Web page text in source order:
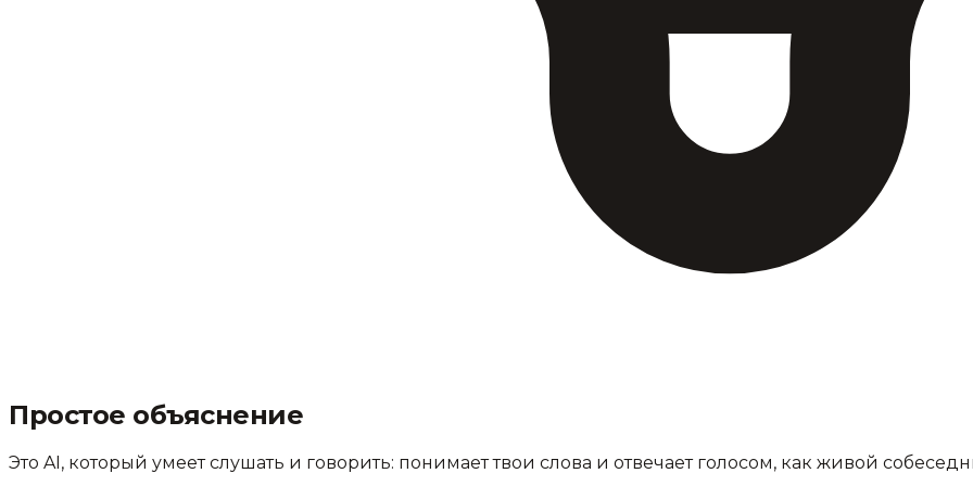
Простое объяснение
Это AI, который умеет слушать и говорить: понимает твои слова и отвечает голосом, как живой